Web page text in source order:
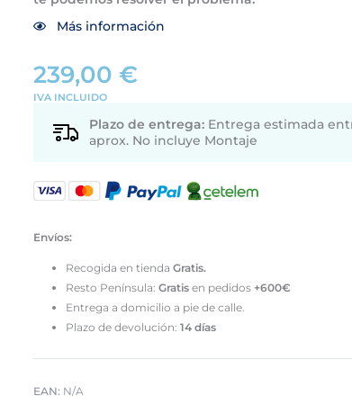
Más información
239,00 €
IVA INCLUIDO
Plazo de entrega:Entrega estimada
aprox. No incluye Montaje
Envíos:
Recogida en tienda Gratis.
Resto Península: Gratisen pedidos +600€
Entrega a domicilio a pie de calle.
Plazo de devolución: 14 días
EAN: N/A